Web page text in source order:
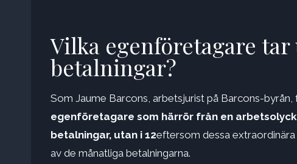
Vilka egenföretagare tar
betalningar?
Som Jaume Barcons, arbetsjurist på Barcons-
egenföretagare som härrör från en
betalningar, utan i 12eftersom dessa
av de månatliga betalningarna.